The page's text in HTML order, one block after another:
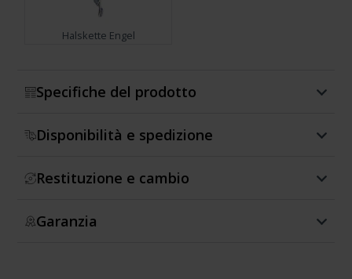
Halskette Engel
Specifiche del prodotto
Disponibilità e spedizione
Restituzione e cambio
Garanzia